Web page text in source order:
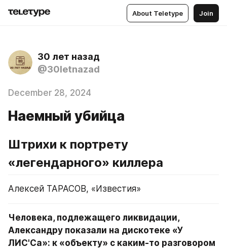
About Teletype Join
30 лет назад
@30letnazad
December 28, 2024
Наемный убийца
Штрихи к портрету
«легендарного» киллера
Алексей ТАРАСОВ, «Известия»
Человека, подлежащего ликвидации,
Александру показали на дискотеке «У
ЛИС'Са»: к «объекту» с каким-то разговором